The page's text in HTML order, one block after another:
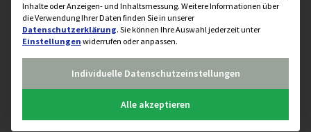
Inhalte oder Anzeigen- und Inhaltsmessung. Weitere Informationen über
die Verwendung Ihrer Daten finden Sie in unserer
Datenschutzerklärung. Sie können Ihre Auswahl jederzeit unter
Einstellungen widerrufen oder anpassen.
Individuelle Datenschutzeinstellungen
Alle akzeptieren